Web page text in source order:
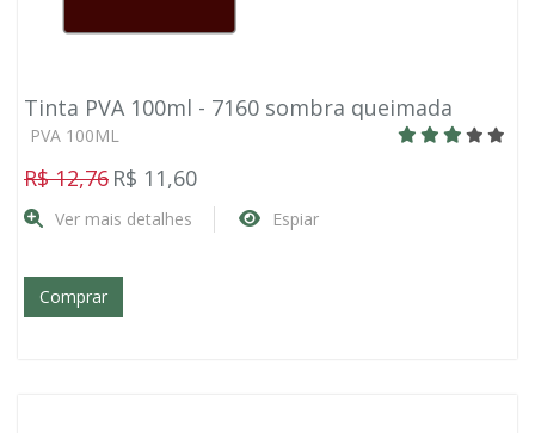
Tinta PVA 100ml - 7160 sombra queimada
PVA 100ML
R$ 12,76 R$ 11,60
Ver mais detalhes Espiar
Comprar